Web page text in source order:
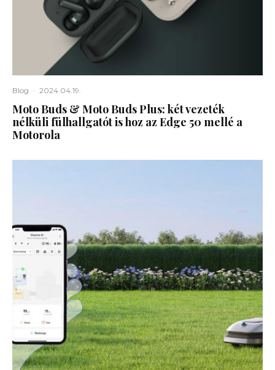
Blog · 2024.04.19.
Moto Buds & Moto Buds Plus: két vezeték
nélküli fülhallgatót is hoz az Edge 50 mellé a
Motorola